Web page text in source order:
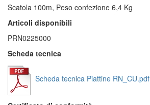
Scatola 100m, Peso confezione 6,4 Kg
Articoli disponibili
PRN0225000
Scheda tecnica
Scheda tecnica Piattine RN_CU.pdf